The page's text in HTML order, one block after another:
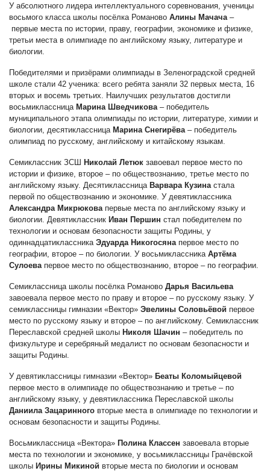
У абсолютного лидера интеллектуального соревнования, ученицы
восьмого класса школы посёлка Романово Алины Мачача –
первые места по истории, праву, географии, экономике и физике,
третьи места в олимпиаде по английскому языку, литературе и
биологии.
Победителями и призёрами олимпиады в Зеленоградской средней
школе стали 42 ученика: всего ребята заняли 32 первых места, 16
вторых и восемь третьих. Наилучших результатов достигли
восьмиклассница Марина Шведчикова – победитель
муниципального этапа олимпиады по истории, литературе, химии и
биологии, десятиклассница Марина Снегирёва – победитель
олимпиад по русскому, английскому и китайскому языкам.
Семиклассник ЗСШ Николай Летюк завоевал первое место по
истории и физике, второе – по обществознанию, третье место по
английскому языку. Десятиклассница Варвара Кузина стала
первой по обществознанию и экономике. У девятиклассника
Александра Микрюкова первые места по английскому языку и
биологии. Девятиклассник Иван Першин стал победителем по
технологии и основам безопасности защиты Родины, у
одиннадцатиклассника Эдуарда Никогосяна первое место по
географии, второе – по биологии. У восьмиклассника Артёма
Сулоева первое место по обществознанию, второе – по географии.
Семиклассница школы посёлка Романово Дарья Васильева
завоевала первое место по праву и второе – по русскому языку. У
семиклассницы гимназии «Вектор» Эвелины Соловьёвой первое
место по русскому языку и второе – по английскому. Семиклассник
Переславской средней школы Николя Шачин – победитель по
физкультуре и серебряный медалист по основам безопасности и
защиты Родины.
У девятиклассницы гимназии «Вектор» Беаты Коломыйцевой
первое место в олимпиаде по обществознанию и третье – по
английскому языку, у девятиклассника Переславской школы
Даниила Зацаринного вторые места в олимпиаде по технологии и
основам безопасности и защиты Родины.
Восьмиклассница «Вектора» Полина Классен завоевала вторые
места по технологии и экономике, у восьмиклассницы Грачёвской
школы Ирины Микиной вторые места по биологии и основам